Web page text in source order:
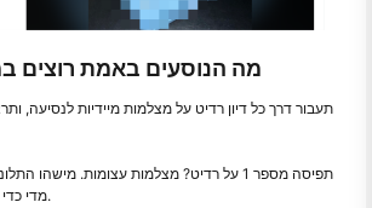
מה הנוסעים באמת רוצים
תעבור דרך כל דיון רדיט על מצלמות מיידיות לנסיעה,
תפיסה מספר 1 על רדיט? מצלמות עצומות. מישהו
מדי כדי לנסוע בגלל האורך שלו.